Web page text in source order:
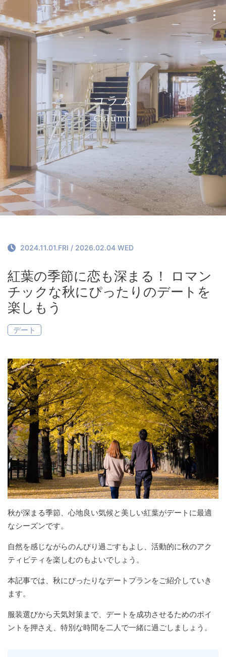
クルージングプラン
Plan
個室貸切・チャーター
Charter
ウェディング
Wedding
船・航路について
Ship
Contact
Contact
コラム
Column
2024.11.01.FRI / 2026.02.04 WED
紅葉の季節に恋も深まる！ ロマン
チックな秋にぴったりのデートを
楽しもう
デート
秋が深まる季節、心地良い気候と美しい紅葉がデートに最適
なシーズンです。
自然を感じながらのんびり過ごすもよし、活動的に秋のアク
ティビティを楽しむのもよいでしょう。
本記事では、秋にぴったりなデートプランをご紹介していき
ます。
服装選びから天気対策まで、デートを成功させるためのポイ
ントを押さえ、特別な時間を二人で一緒に過ごしましょう。